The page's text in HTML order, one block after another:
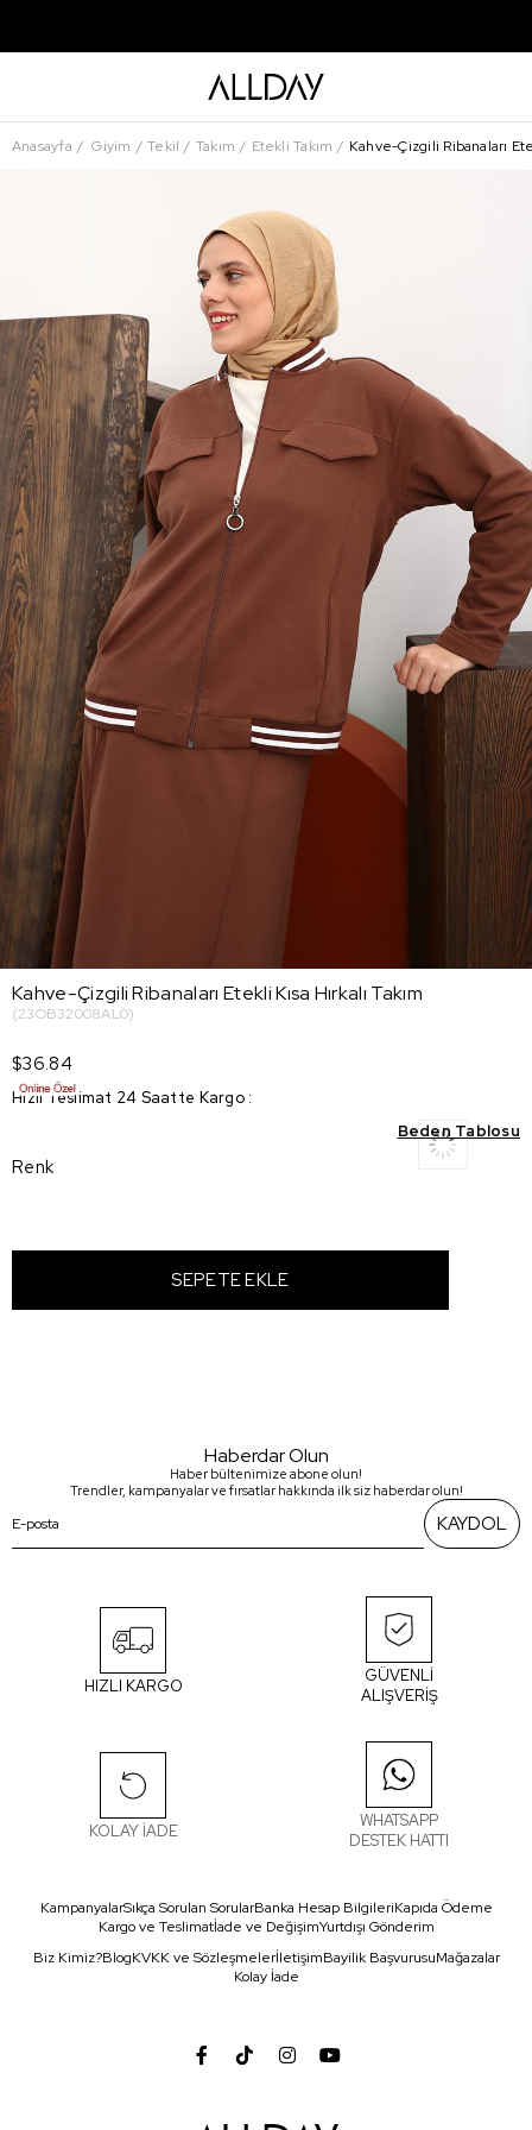
Anasayfa Giyim Tekil Takım Etekli Takım Kahve-Çizgili Ribanaları
Kahve-Çizgili Ribanaları Etekli Kısa Hırkalı Takım
(23OB32008AL0)
$36.84
Hızlı Teslimat 24 Saatte Kargo :
Beden Tablosu
Renk
Haberdar Olun
Haber bültenimize abone olun!
Trendler, kampanyalar ve fırsatlar hakkında ilk siz haberdar olun!
KAYDOL
HIZLI KARGO
GÜVENLİ
ALIŞVERİŞ
KOLAY İADE
WHATSAPP
DESTEK HATTI
KampanyalarSıkça Sorulan SorularBanka Hesap BilgileriKapıda Ödeme
Kargo ve Teslimatİade ve DeğişimYurtdışı Gönderim
Biz Kimiz?BlogKVKK ve SözleşmelerİletişimBayilik BaşvurusuMağazalar
Kolay İade